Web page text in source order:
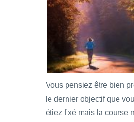
Vous pensiez être bien
le dernier objectif que
étiez fixé mais la course